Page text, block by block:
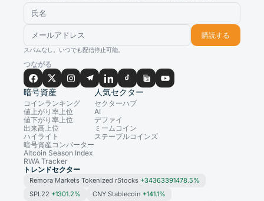
購読する
スパムなし。いつでも配信停止可能。
つながる
暗号資産
コインランキング
値上がり率上位
値下がり率上位
出来高上位
ハイライト
暗号資産コンバーター
Altcoin Season Index
RWA Tracker
人気セクター
セクターハブ
AI
デファイ
ミームコイン
ステーブルコインズ
トレンドセクター
Remora Markets Tokenized rStocks +34363391478.5%
SPL22 +1301.2% CNY Stablecoin +141.1%